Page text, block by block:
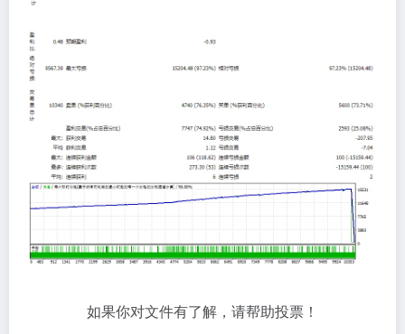
如果你对文件有了解，请帮助投票！